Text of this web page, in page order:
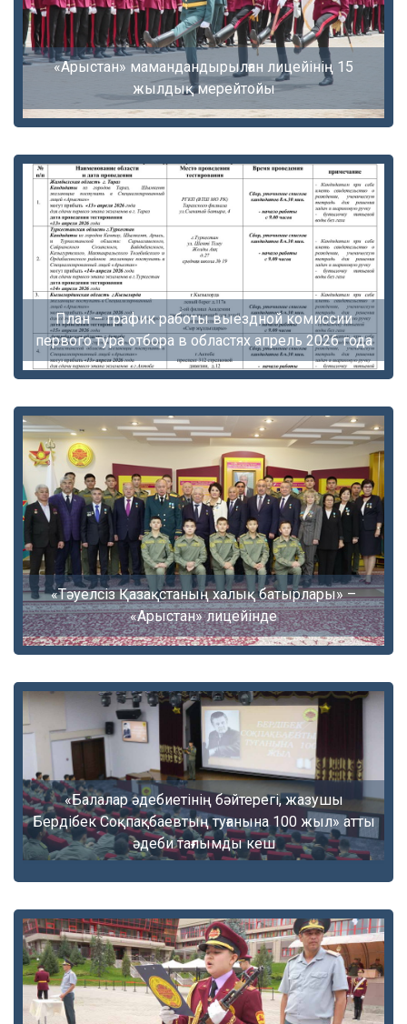
«Арыстан» мамандандырылған лицейінің 15
жылдық мерейтойы
План – график работы выездной комиссии
первого тура отбора в областях апрель 2026 года
«Тәуелсіз Қазақстаның халық батырлары» –
«Арыстан» лицейінде
«Балалар әдебиетінің бәйтерегі, жазушы
Бердібек Соқпақбаевтың туғанына 100 жыл» атты
әдеби тағлымды кеш